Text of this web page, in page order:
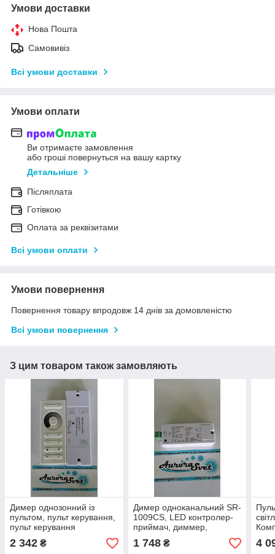
Умови доставки
Нова Пошта
Самовивіз
Всі умови доставки
Умови оплати
Ви отримаєте замовлення
або гроші повернуться на вашу картку
Детальніше
Післяплата
Готівкою
Оплата за реквізитами
Всі умови оплати
Умови повернення
Повернення товару впродовж 14 днів за домовленістю
Всі умови повернення
З цим товаром також замовляють
Димер однозонний із
пультом, пульт керування,
пульт керування
бездротовий
2 342 ₴
Димер одноканальний SR-
1009CS, LED контролер-
приймач, диммер,
1 748₴ 4